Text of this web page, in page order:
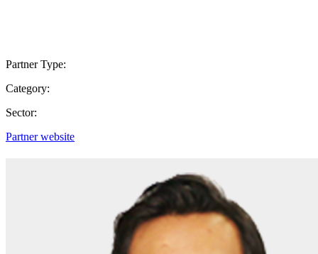
Partner Type:
Category:
Sector:
Partner website